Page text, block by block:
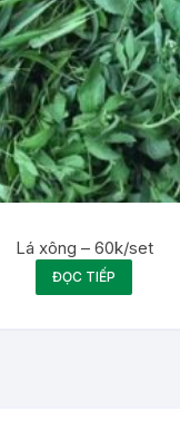
Lá xông – 60k/set
ĐỌC TIẾP